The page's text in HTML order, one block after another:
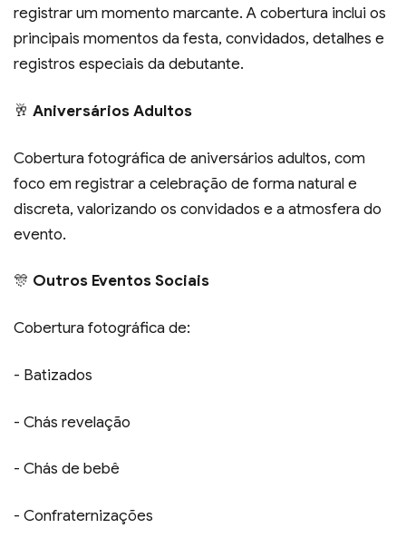
registrar um momento marcante. A cobertura inclui os
principais momentos da festa, convidados, detalhes e
registros especiais da debutante.
🥂 Aniversários Adultos
Cobertura fotográfica de aniversários adultos, com
foco em registrar a celebração de forma natural e
discreta, valorizando os convidados e a atmosfera do
evento.
🎊 Outros Eventos Sociais
Cobertura fotográfica de:
- Batizados
- Chás revelação
- Chás de bebê
- Confraternizações